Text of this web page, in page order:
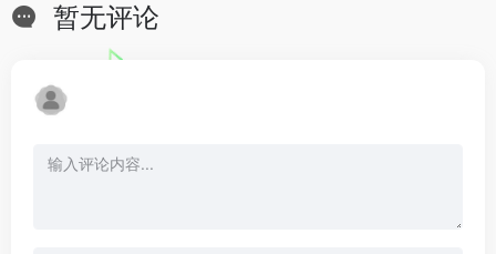
暂无评论